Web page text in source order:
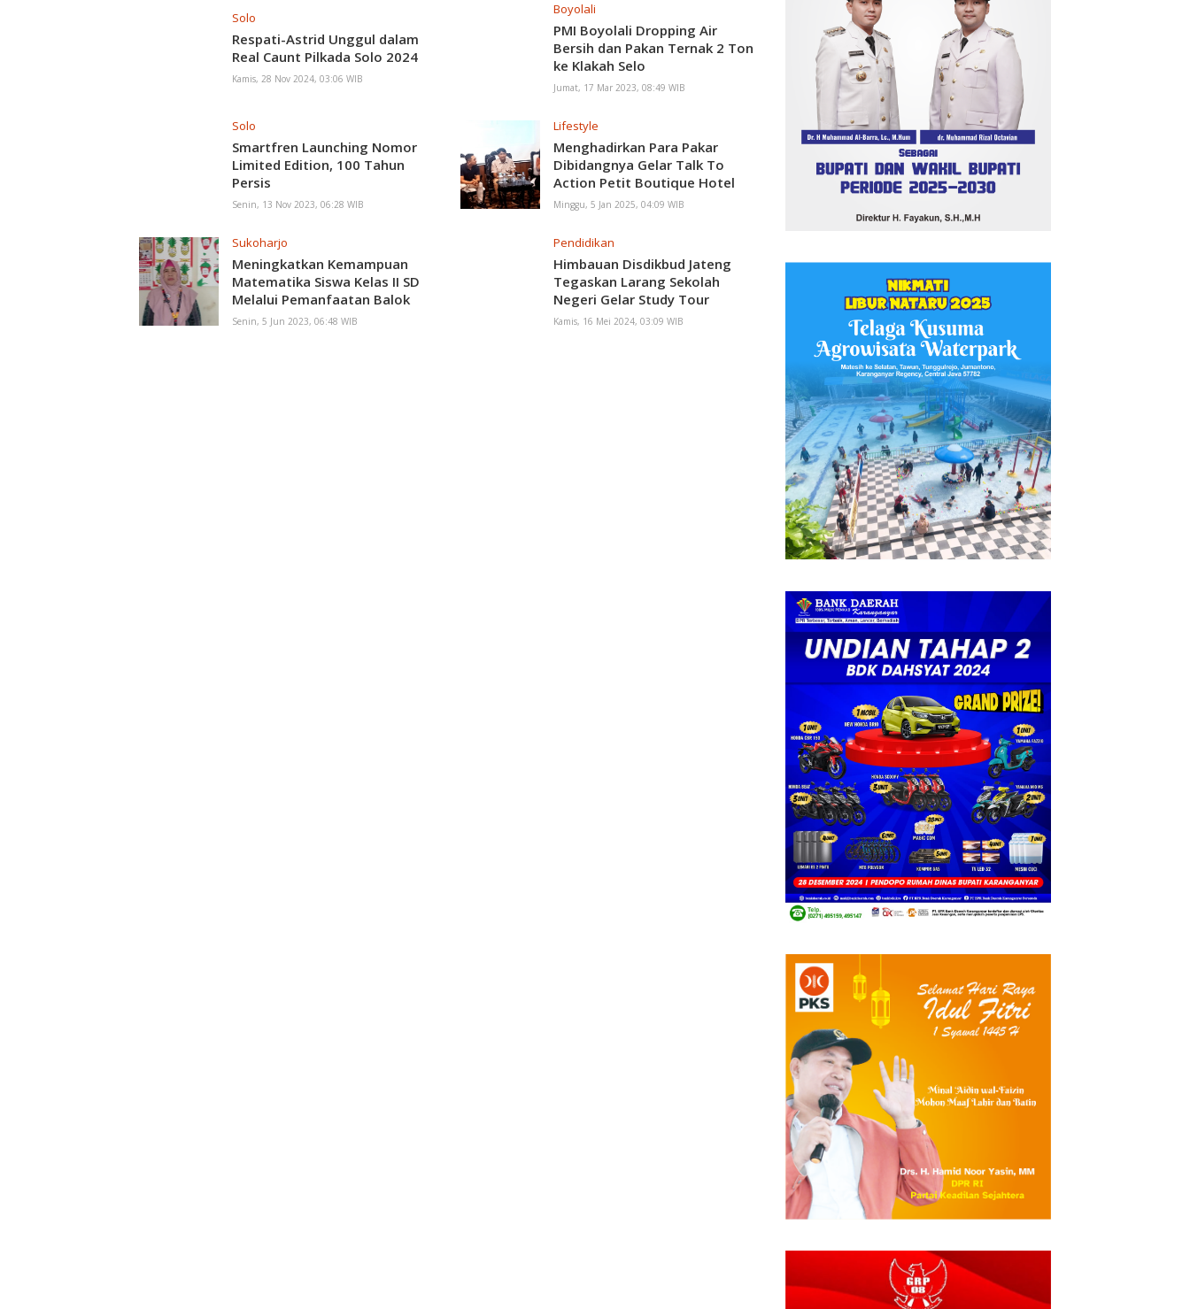
Solo
Respati-Astrid Unggul dalam
Real Caunt Pilkada Solo 2024
Kamis, 28 Nov 2024, 03:06 WIB
Boyolali
PMI Boyolali Dropping Air
Bersih dan Pakan Ternak 2 Ton
ke Klakah Selo
Jumat, 17 Mar 2023, 08:49 WIB
Solo
Smartfren Launching Nomor
Limited Edition, 100 Tahun
Persis
Senin, 13 Nov 2023, 06:28 WIB
Lifestyle
Menghadirkan Para Pakar
Dibidangnya Gelar Talk To
Action Petit Boutique Hotel
Solo Menggali Pariwisata
Minggu, 5 Jan 2025, 04:09 WIB
Sukoharjo
Meningkatkan Kemampuan
Matematika Siswa Kelas II SD
Melalui Pemanfaatan Balok
Pecahan
Senin, 5 Jun 2023, 06:48 WIB
Pendidikan
Himbauan Disdikbud Jateng
Tegaskan Larang Sekolah
Negeri Gelar Study Tour
Berikut Alasanya?
Kamis, 16 Mei 2024, 03:09 WIB